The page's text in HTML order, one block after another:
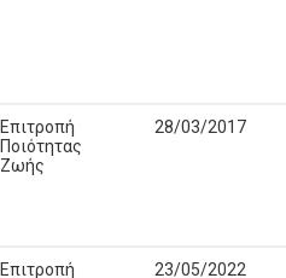
Επιτροπή
Ποιότητας
Ζωής
28/03/2017
Επιτροπή 23/05/2022